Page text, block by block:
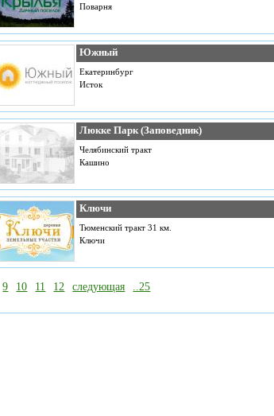
Поварня
Южный
Екатеринбург
Исток
Люкке Парк (Заповедник)
Челябинский тракт
Кашино
Ключи
Тюменский тракт 31 км.
Ключи
9 10 11 12 следующая ..25